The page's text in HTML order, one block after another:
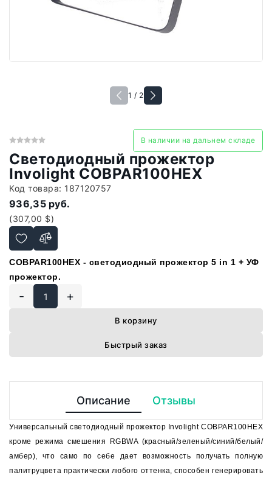
1 / 2
В наличии на дальнем складе
Светодиодный прожектор
Involight COBPAR100HEX
Код товара: 187120757
936,35 руб.
(307,00 $)
COBPAR100HEX - светодиодный прожектор 5 in 1 + УФ
прожектор.
- +
В корзину
Быстрый заказ
Описание Отзывы
Универсальный светодиодный прожектор Involight COBPAR100HEX
кроме режима смешения RGBWA (красный/зеленый/синий/белый/
амбер), что само по себе дает возможность получать полную
палитруцвета практически любого оттенка, способен генерировать